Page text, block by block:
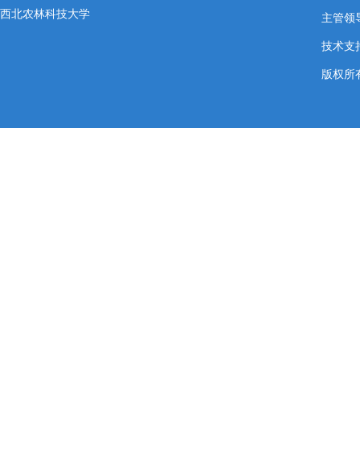
西北农林科技大学
主管
技术支
版权